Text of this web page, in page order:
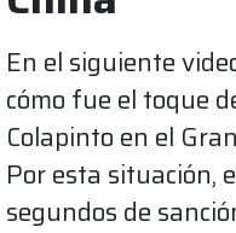
En el siguiente
cómo fue el toque
Colapinto en el
Por esta situación,
segundos de